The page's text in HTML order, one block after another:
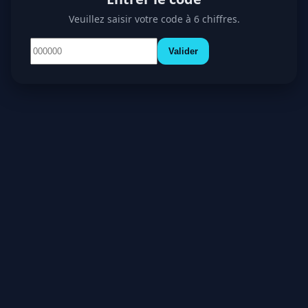
Veuillez saisir votre code à 6 chiffres.
Valider